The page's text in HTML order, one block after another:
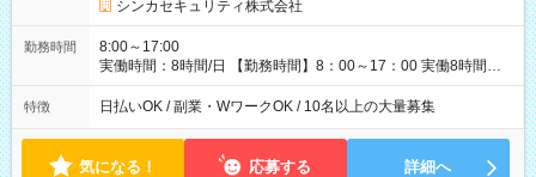
トプランあり ┗自身/妻が不妊治療をしている社員に対し、 特
別休暇と治療費の補助 【試用期間】試用期間あり 試用期間の長
さ：3ヶ月 雇用形態、給与は本採用時と同じです。
シンカセキュリティ株式会社
勤務時間
8:00～17:00
実働時間：8時間/日 【勤務時間】8：00～17：00 実働8時間／
休憩1時間 ☆週2日～勤務OK！ ☆残業少なめ（月平均1～5時
間） 3か月以内の短期間勤務もOK★ ＊週4日以上働ける方のみ
特徴 日払いOK / 副業・WワークOK / 10名以上の大量募集
気になる！ 応募する 詳細へ